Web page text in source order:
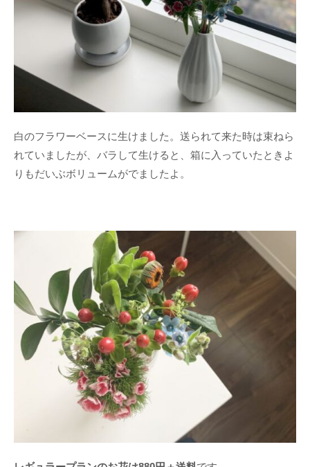
白のフラワーベースに生けました。送られて来た時は束ねら
れていましたが、バラして生けると、箱に入っていたときよ
りもだいぶボリュームがでましたよ。